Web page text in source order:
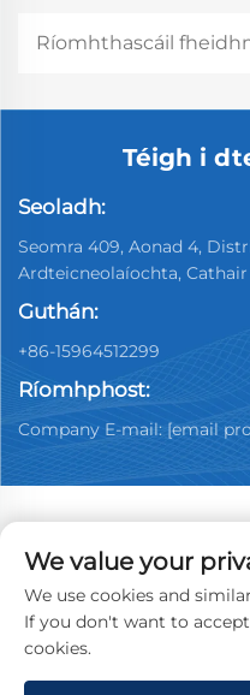
Téigh i
Seoladh:
Seomra 409, Aonad 4,
Ardteicneolaíochta,
Guthán:
+86-15964512299
Ríomhphost:
Company E-mail: [email
Cóipcheart © 2026
Dealership Co., Ltd.
Príobháideachta
We value your
We use cookies and
If you don't want to
cookies.